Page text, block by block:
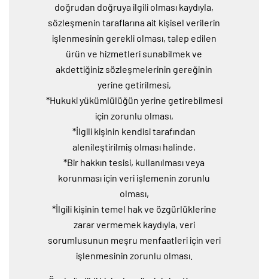
doğrudan doğruya ilgili olması kaydıyla,
sözleşmenin taraflarına ait kişisel verilerin
işlenmesinin gerekli olması, talep edilen
ürün ve hizmetleri sunabilmek ve
akdettiğiniz sözleşmelerinin gereğinin
yerine getirilmesi,
*Hukuki yükümlülüğün yerine getirebilmesi
için zorunlu olması,
*İlgili kişinin kendisi tarafından
alenileştirilmiş olması halinde,
*Bir hakkın tesisi, kullanılması veya
korunması için veri işlemenin zorunlu
olması,
*İlgili kişinin temel hak ve özgürlüklerine
zarar vermemek kaydıyla, veri
sorumlusunun meşru menfaatleri için veri
işlenmesinin zorunlu olması.